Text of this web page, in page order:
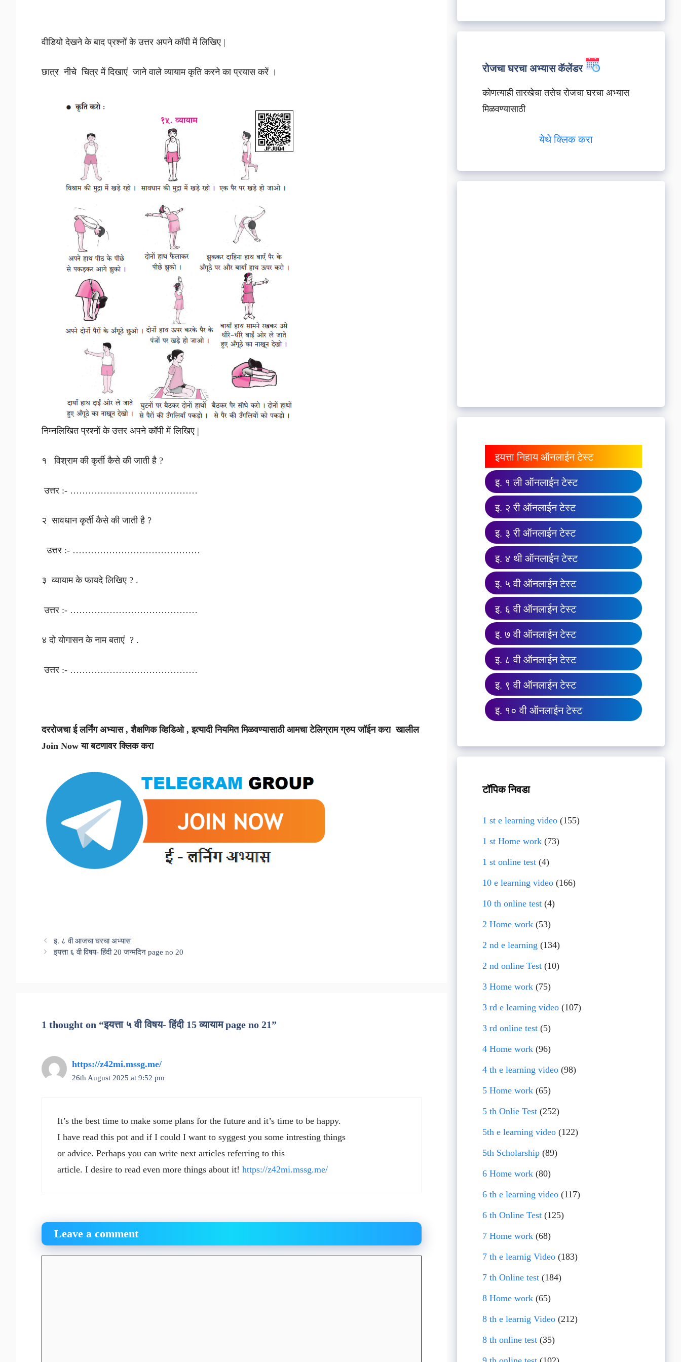
वीडियो देखने के बाद प्रश्नों के उत्तर अपने कॉपी में लिखिए |
छात्र नीचे चित्र में दिखाएं जाने वाले व्यायाम कृति करने का प्रयास करें ।
निम्नलिखित प्रश्नों के उत्तर अपने कॉपी में लिखिए |
१ विश्राम की कृर्ती कैसे की जाती है ?
उत्तर :- ……………………………………
२ सावधान कृर्ती कैसे की जाती है ?
उत्तर :- ……………………………………
३ व्यायाम के फायदे लिखिए ? .
उत्तर :- ……………………………………
४ दो योगासन के नाम बताएं ? .
उत्तर :- ……………………………………
दररोजचा ई लर्निंग अभ्यास , शैक्षणिक व्हिडिओ , इत्यादी नियमित मिळवण्यासाठी आमचा टेलिग्राम ग्रुप जॉईन करा खालील
Join Now या बटणावर क्लिक करा
इ. ८ वी आजचा घरचा अभ्यास
इयत्ता ६ वी विषय- हिंदी 20 जन्मदिन page no 20
1 thought on “इयत्ता ५ वी विषय- हिंदी 15 व्यायाम page no 21”
https://z42mi.mssg.me/
26th August 2025 at 9:52 pm
It’s the best time to make some plans for the future and it’s time to be happy.
I have read this pot and if I could I want to syggest you some intresting things
or advice. Perhaps you can write next articles referring to this
article. I desire to read even more things about it! https://z42mi.mssg.me/
Leave a comment
रोजचा घरचा अभ्यास कॅलेंडर
कोणत्याही तारखेचा तसेच रोजचा घरचा अभ्यास
मिळवण्यासाठी
येथे क्लिक करा
इयत्ता निहाय ऑनलाईन टेस्ट
इ. १ ली ऑनलाईन टेस्ट
इ. २ री ऑनलाईन टेस्ट
इ. ३ री ऑनलाईन टेस्ट
इ. ४ थी ऑनलाईन टेस्ट
इ. ५ वी ऑनलाईन टेस्ट
इ. ६ वी ऑनलाईन टेस्ट
इ. ७ वी ऑनलाईन टेस्ट
इ. ८ वी ऑनलाईन टेस्ट
इ. ९ वी ऑनलाईन टेस्ट
इ. १० वी ऑनलाईन टेस्ट
टॉपिक निवडा
1 st e learning video(155)
1 st Home work(73)
1 st online test(4)
10 e learning video(166)
10 th online test(4)
2 Home work(53)
2 nd e learning (134)
2 nd online Test(10)
3 Home work(75)
3 rd e learning video(107)
3 rd online test(5)
4 Home work(96)
4 th e learning video(98)
5 Home work(65)
5 th Onlie Test(252)
5th e learning video(122)
5th Scholarship(89)
6 Home work(80)
6 th e learning video(117)
6 th Online Test(125)
7 Home work(68)
7 th e learnig Video(183)
7 th Online test(184)
8 Home work(65)
8 th e learnig Video(212)
8 th online test(35)